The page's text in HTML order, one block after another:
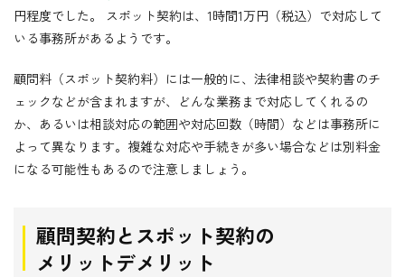
円程度でした。 スポット契約は、1時間1万円（税込）で対応して
いる事務所があるようです。
顧問料（スポット契約料）には一般的に、法律相談や契約書のチ
ェックなどが含まれますが、どんな業務まで対応してくれるの
か、あるいは相談対応の範囲や対応回数（時間）などは事務所に
よって異なります。複雑な対応や手続きが多い場合などは別料金
になる可能性もあるので注意しましょう。
顧問契約とスポット契約の
メリットデメリット